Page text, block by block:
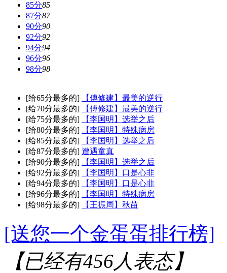
85分85
87分87
90分90
92分92
94分94
96分96
98分98
[给65分最多的]
【傅修建】最美的逆行
[给70分最多的]
【傅修建】最美的逆行
[给75分最多的]
【李国明】选举之后
[给80分最多的]
【李国明】特殊病房
[给85分最多的]
【李国明】选举之后
[给87分最多的] 遭遇童真
[给90分最多的]
【李国明】选举之后
[给92分最多的]
【李国明】口是心非
[给94分最多的]
【李国明】口是心非
[给96分最多的]
【李国明】特殊病房
[给98分最多的]
【王振周】秋苗
[送您一个金蛋蛋排行榜]
【已经有456人表态】